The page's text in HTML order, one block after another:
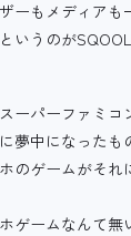
ーもメディアも
いうのが
ーパーファミコ
夢中になったも
のゲームがそれ
ゲームなんて無